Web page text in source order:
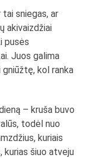
sniegas, ar
akivaizdžiai
pusės
Juos galima
kol ranka
– kruša buvo
todėl nuo
kuriais
kurias šiuo atveju